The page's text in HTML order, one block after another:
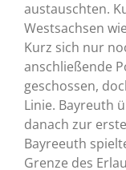
austauschten.
Westsachsen
Kurz sich nur
anschließende
geschossen,
Linie. Bayreuth
danach zur
Bayreeuth
Grenze des